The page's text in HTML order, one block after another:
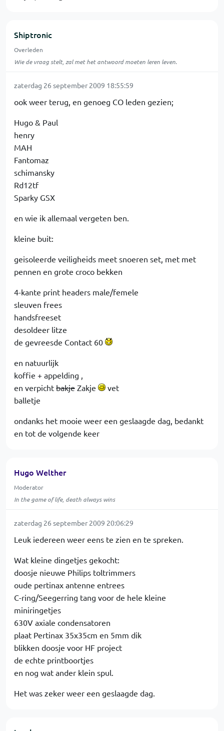
Shiptronic
Overleden
Wie de vraag stelt, zal met het antwoord moeten leren leven.
zaterdag 26 september 2009 18:55:59
ook weer terug, en genoeg CO leden gezien;
Hugo & Paul
henry
MAH
Fantomaz
schimansky
Rd12tf
Sparky GSX
en wie ik allemaal vergeten ben.
kleine buit:
geisoleerde veiligheids meet snoeren set, met met
pennen en grote croco bekken
4-kante print headers male/femele
sleuven frees
handsfreeset
desoldeer litze
de gevreesde Contact 60
en natuurlijk
koffie + appelding ,
en verpicht bakje Zakje
vet
balletje
ondanks het mooie weer een geslaagde dag, bedankt
en tot de volgende keer
Hugo Welther
Moderator
In the game of life, death always wins
zaterdag 26 september 2009 20:06:29
Leuk iedereen weer eens te zien en te spreken.
Wat kleine dingetjes gekocht:
doosje nieuwe Philips toltrimmers
oude pertinax antenne entrees
C-ring/Seegerring tang voor de hele kleine
miniringetjes
630V axiale condensatoren
plaat Pertinax 35x35cm en 5mm dik
blikken doosje voor HF project
de echte printboortjes
en nog wat ander klein spul.
Het was zeker weer een geslaagde dag.